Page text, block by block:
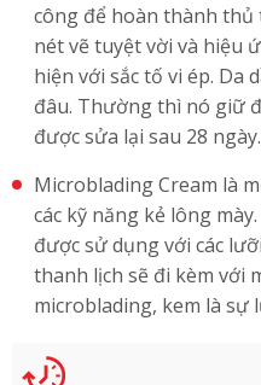
công để hoàn thành thủ
nét vẽ tuyệt vời và hiệu
hiện với sắc tố vi ép. Da
đâu. Thường thì nó giữ
được sửa lại sau 28 ngày.
Microblading Cream là
các kỹ năng kẻ lông
được sử dụng với các
thanh lịch sẽ đi kèm với
microblading, kem là sự